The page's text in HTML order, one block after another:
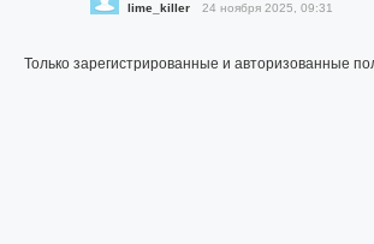
lime_killer 24 ноября 2025, 09:31
Только зарегистрированные и авторизованные